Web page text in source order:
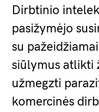
Dirbtinio
pasižymėjo
su
siūlymus atlikti
užmegzti
komercinės